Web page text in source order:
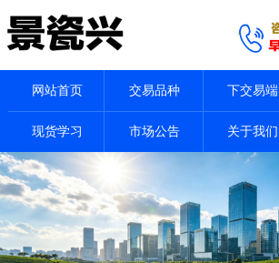
网站首页 交易品种 下交易端
现货学习 市场公告 关于我们